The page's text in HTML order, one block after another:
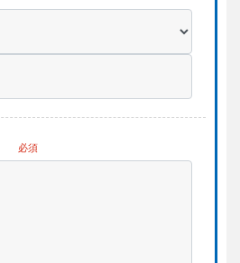
必須